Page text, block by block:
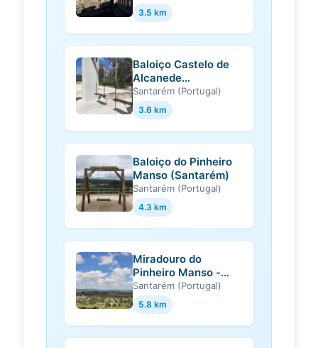
3.5 km
Baloiço Castelo de
Alcanede
(Santarém)
Santarém (Portugal)
3.6 km
Baloiço do Pinheiro
Manso (Santarém)
Santarém (Portugal)
4.3 km
Miradouro do
Pinheiro Manso -
Abrã (Santarém)
Santarém (Portugal)
5.8 km